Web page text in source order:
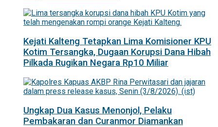
Kejati Kalteng Tetapkan Lima Komisioner KPU
Kotim Tersangka, Dugaan Korupsi Dana Hibah
Pilkada Rugikan Negara Rp10 Miliar
Ungkap Dua Kasus Menonjol, Pelaku
Pembakaran dan Curanmor Diamankan